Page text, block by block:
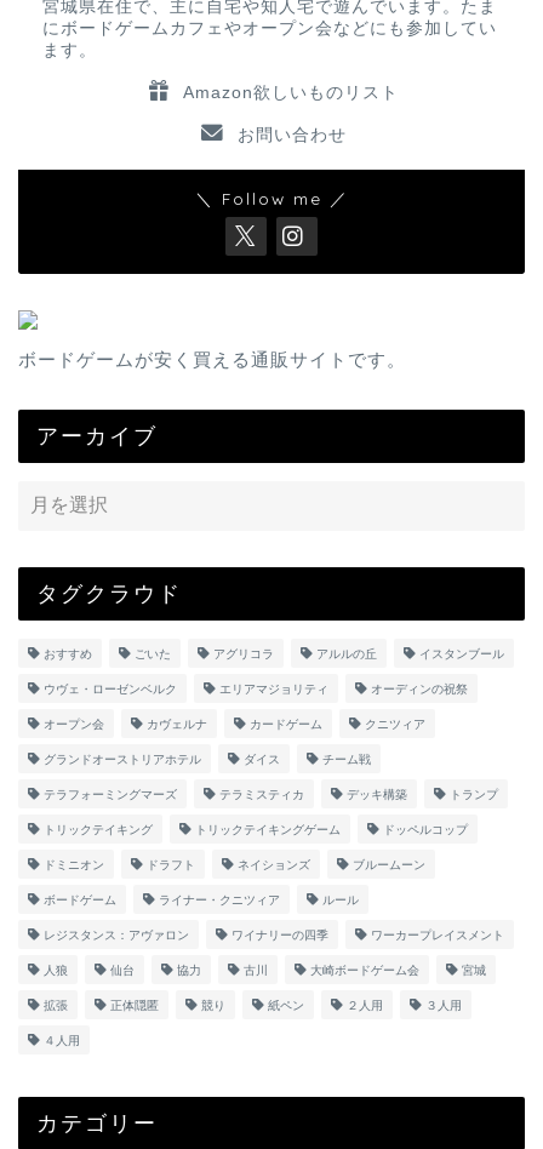
宮城県在住で、主に自宅や知人宅で遊んでいます。たま
にボードゲームカフェやオープン会などにも参加してい
ます。
Amazon欲しいものリスト
お問い合わせ
＼ Follow me ／
ボードゲームが安く買える通販サイトです。
アーカイブ
タグクラウド
おすすめ ごいた アグリコラ アルルの丘 イスタンブール
ウヴェ・ローゼンベルク エリアマジョリティ オーディンの祝祭
オープン会 カヴェルナ カードゲーム クニツィア
グランドオーストリアホテル ダイス チーム戦
テラフォーミングマーズ テラミスティカ デッキ構築 トランプ
トリックテイキング トリックテイキングゲーム ドッペルコップ
ドミニオン ドラフト ネイションズ ブルームーン
ボードゲーム ライナー・クニツィア ルール
レジスタンス：アヴァロン ワイナリーの四季 ワーカープレイスメント
人狼 仙台 協力 古川 大崎ボードゲーム会 宮城
拡張 正体隠匿 競り 紙ペン ２人用 ３人用
４人用
カテゴリー